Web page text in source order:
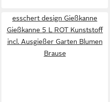
esschert design Gießkanne
Gießkanne 5 L ROT Kunststoff
incl. Ausgießer Garten Blumen
Brause